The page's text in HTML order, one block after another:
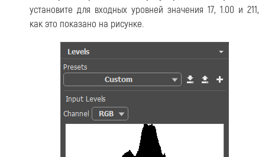
установите для входных уровней значения 17, 1.00 и 211,
как это показано на рисунке.